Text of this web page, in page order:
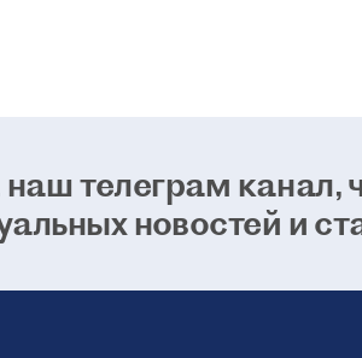
телеграм канал,
новостей и